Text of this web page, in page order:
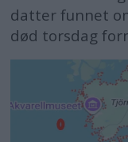
datter funnet
død torsdag